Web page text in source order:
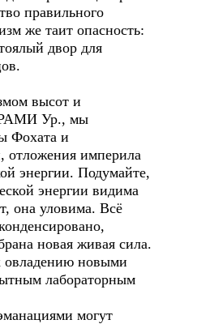
правильного
же таит опасность:
двор для
высот и
Ур., мы
Фохата и
отложения империла
энергии. Подумайте,
энергии видима
она уловима. Всё
новая живая сила.
овладению новыми
лабораторным
могут